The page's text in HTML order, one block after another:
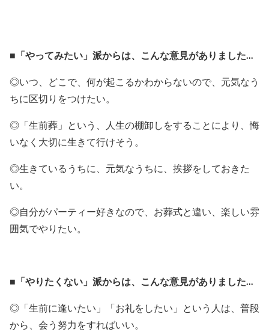
■「やってみたい」派からは、こんな意見がありました…
◎いつ、どこで、何が起こるかわからないので、元気なう
ちに区切りをつけたい。
◎「生前葬」という、人生の棚卸しをすることにより、悔
いなく大切に生きて行けそう。
◎生きているうちに、元気なうちに、挨拶をしておきた
い。
◎自分がパーティー好きなので、お葬式と違い、楽しい雰
囲気でやりたい。
■「やりたくない」派からは、こんな意見がありました…
◎「生前に逢いたい」「お礼をしたい」という人は、普段
から、会う努力をすればいい。